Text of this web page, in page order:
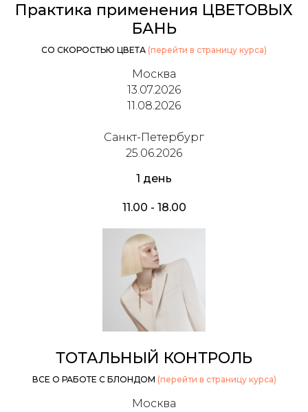
Практика применения ЦВЕТОВЫХ
БАНЬ
СО СКОРОСТЬЮ ЦВЕТА (перейти в страницу курса)
Москва
13.07.2026
11.08.2026
Санкт-Петербург
25.06.2026
1 день
11.00 - 18.00
ТОТАЛЬНЫЙ КОНТРОЛЬ
ВСЕ О РАБОТЕ С БЛОНДОМ (перейти в страницу курса)
Москва